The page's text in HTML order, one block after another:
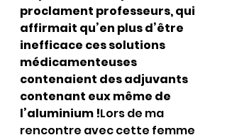
proclament professeurs, qui
affirmait qu’en plus d’être
inefficace ces solutions
médicamenteuses
contenaient des adjuvants
contenant eux même de
l’aluminium !Lors de ma
rencontre avec cette femme